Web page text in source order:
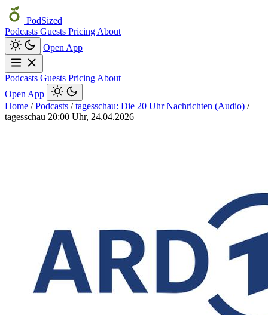
PodSized
Podcasts Guests Pricing About
Open App
Podcasts Guests Pricing About
Open App
Home / Podcasts / tagesschau: Die 20 Uhr Nachrichten (Audio) /
tagesschau 20:00 Uhr, 24.04.2026